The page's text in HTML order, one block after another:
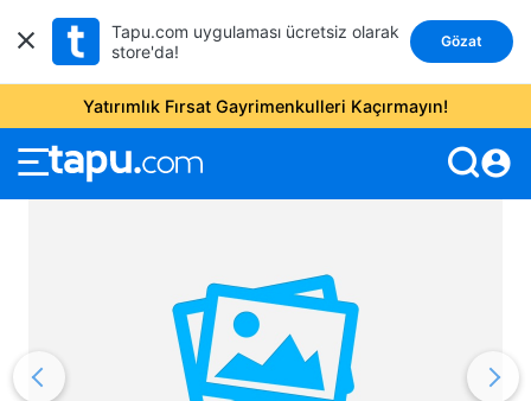
Tapu.com uygulaması ücretsiz olarak
store'da!
Gözat
Yatırımlık Fırsat Gayrimenkulleri Kaçırmayın!
account_circle